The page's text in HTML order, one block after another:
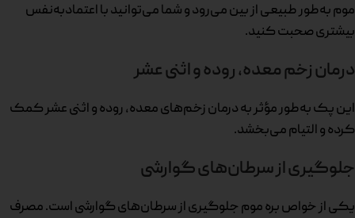
موم به‌طور طبیعی از بین می‌رود و شما می‌توانید با اعتمادبه‌نفس
بیشتری صحبت کنید.
درمان زخم معده، روده و اثنی عشر
این پک به‌طور مؤثر به درمان زخم‌های معده، روده و اثنی عشر کمک
کرده و التیام می‌بخشد.
جلوگیری از سرطان‌های گوارشی
یکی از خواص بره موم جلوگیری از سرطان‌های گوارشی است. مصرف